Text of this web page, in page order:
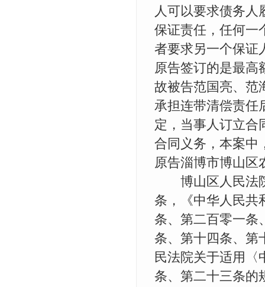
人可以要求债务人
保证责任，任何一
者要求另一个保证
原告签订的是最高
故被告范国亮、范
承担连带清偿责任
定，当事人订立合
合同义务，本案中
原告淄博市博山区
博山区人民法院
条，《中华人民共
条、第二百零一条
条、第十四条、第
民法院关于适用〈
条、第二十三条的